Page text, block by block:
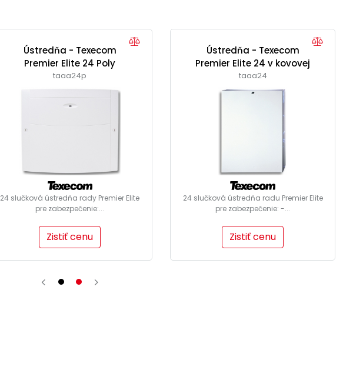
Ústredňa - Texecom
Premier Elite 24 Poly
taaa24p
24 slučková ústredňa rady Premier Elite
pre zabezpečenie:...
Zistiť cenu
Ústredňa - Texecom
Premier Elite 24 v kovovej
skrinke
taaa24
24 slučková ústredňa radu Premier Elite
pre zabezpečenie: -...
Zistiť cenu